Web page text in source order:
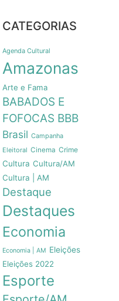
CATEGORIAS
Agenda Cultural
Amazonas
Arte e Fama
BABADOS E
FOFOCAS BBB
Brasil Campanha
Eleitoral Cinema Crime
Cultura Cultura/AM
Cultura | AM
Destaque
Destaques
Economia
Economia | AM Eleições
Eleições 2022
Esporte